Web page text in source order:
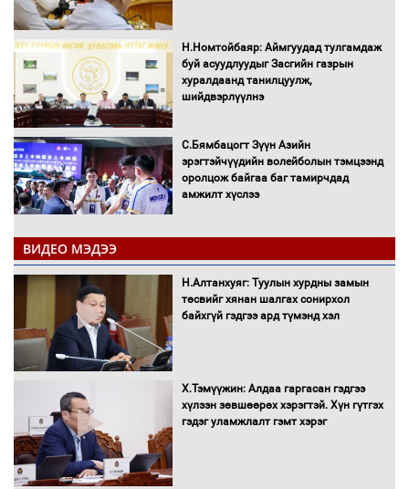
Н.Номтойбаяр: Аймгуудад тулгамдаж
буй асуудлуудыг Засгийн газрын
хуралдаанд танилцуулж,
шийдвэрлүүлнэ
С.Бямбацогт Зүүн Азийн
эрэгтэйчүүдийн волейболын тэмцээнд
оролцож байгаа баг тамирчдад
амжилт хүслээ
Автобензин, дизель түлшний онцгой
албан татварыг тэглэлээ
Санхүүгийн хэмнэлтийн горимд эрүүл
мэндийн салбар хамаарахгүй
ВИДЕО МЭДЭЭ
Н.Алтанхуяг: Туулын хурдны замын
төсвийг хянан шалгах сонирхол
байхгүй гэдгээ ард түмэнд хэл
Х.Тэмүүжин: Алдаа гаргасан гэдгээ
хүлээн зөвшөөрөх хэрэгтэй. Хүн гүтгэх
гэдэг уламжлалт гэмт хэрэг